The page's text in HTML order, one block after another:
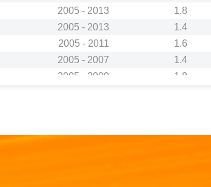
2005 - 2013
1.8
2005 - 2013
1.4
2005 - 2011
1.6
2005 - 2007
1.4
2005 - 2009
1.8